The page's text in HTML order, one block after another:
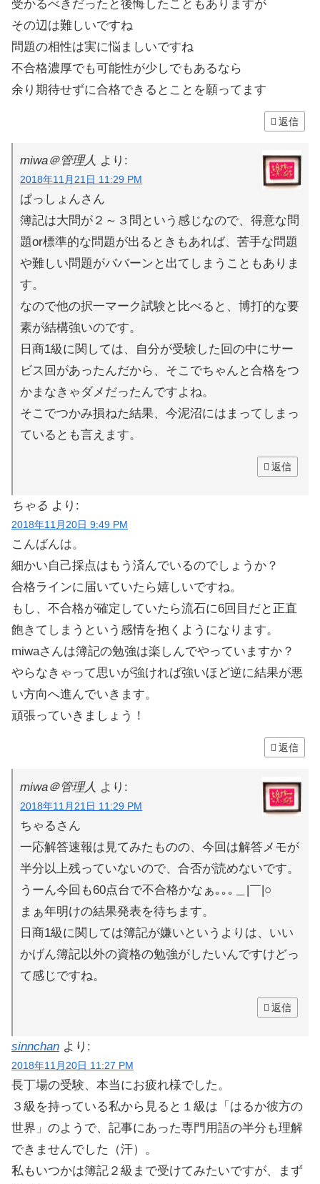
受かるべきだったと後悔したこともありますが
その辺は難しいですね
問題の相性は実に悩ましいですね
不合格濃厚でも可能性が少しでもあるなら
余り期待せずに合格できるとことを願ってます
返信
miwa＠管理人 より:
2018年11月21日 11:29 PM
ぱっしょんさん
簿記は大問が２～３問という感じなので、得意な問
題or標準的な問題が出るときもあれば、苦手な問題
や難しい問題がババーンと出てしまうこともありま
す。
なので他の択一マーク試験と比べると、博打的な要
素が結構強いのです。
日商1級に関しては、自分が受験した回の中にサー
ビス回があったんだから、そこでちゃんと合格をつ
かまなきゃダメだったんですよね。
そこでつかみ損ねた結果、今泥沼にはまってしまっ
ているとも言えます。
返信
ちゃる より:
2018年11月20日 9:49 PM
こんばんは。
細かい自己採点はもう済んでいるのでしょうか？
合格ラインに届いていたら嬉しいですね。
もし、不合格が確定していたら流石に6回目だと正直
飽きてしまうという感情を抱くようになります。
miwaさんは簿記の勉強は楽しんでやっていますか？
やらなきゃって思いが強ければ強いほど逆に結果が悪
い方向へ進んでいきます。
頑張っていきましょう！
返信
miwa＠管理人 より:
2018年11月21日 11:29 PM
ちゃるさん
一応解答速報は見てみたものの、今回は解答メモが
半分以上残っていないので、合否が読めないです。
うーん今回も60点台で不合格かなぁ｡｡｡＿|￣|○
まぁ年明けの結果発表を待ちます。
日商1級に関しては簿記が嫌いというよりは、いい
かげん簿記以外の資格の勉強がしたいんですけどっ
て感じですね。
返信
sinnchan より:
2018年11月20日 11:27 PM
長丁場の受験、本当にお疲れ様でした。
３級を持っている私から見ると１級は「はるか彼方の
世界」のようで、記事にあった専門用語の半分も理解
できませんでした（汗）。
私もいつかは簿記２級まで受けてみたいですが、まず